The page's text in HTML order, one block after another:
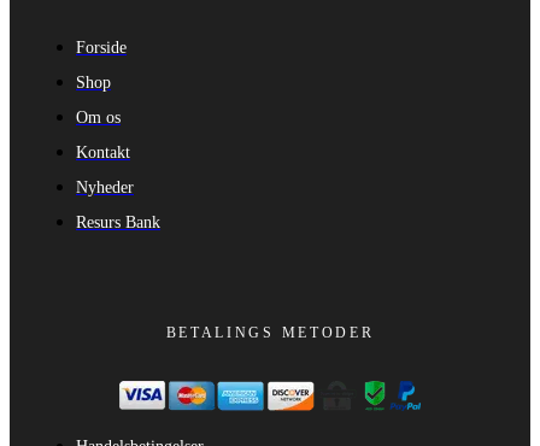
Forside
Shop
Om os
Kontakt
Nyheder
Resurs Bank
BETALINGS METODER